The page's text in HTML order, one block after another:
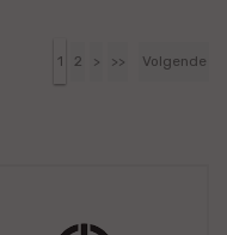
1 2 > >> Volgende